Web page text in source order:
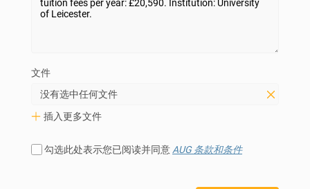
文件
没有选中任何文件
插入更多文件
勾选此处表示您已阅读并同意 AUG 条款和条件